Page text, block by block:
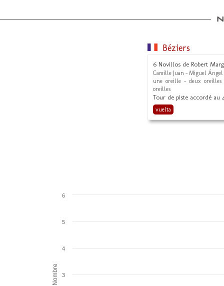
Béziers
6 Novillos de Robert
Camille Juan - Miguel Ángel
une oreille - deux
oreilles
Tour de piste accordé au
vuelta
Nombre 3
4
5
6